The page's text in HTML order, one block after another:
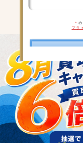
＊
プラ